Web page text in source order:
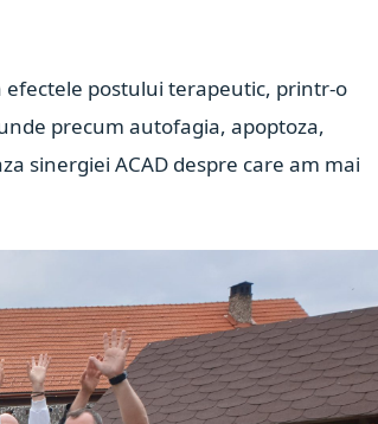
postului terapeutic, printr-o
precum autofagia, apoptoza,
sinergiei ACAD despre care am mai